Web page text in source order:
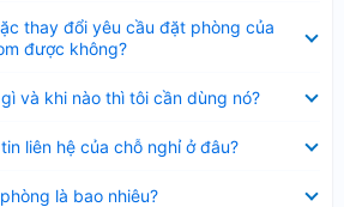
thay đổi yêu cầu đặt phòng của
được không?
và khi nào thì tôi cần dùng nó?
liên hệ của chỗ nghỉ ở đâu?
là bao nhiêu?